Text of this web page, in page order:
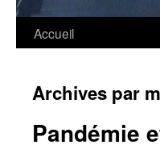
Accueil
Archives par
Pandémie